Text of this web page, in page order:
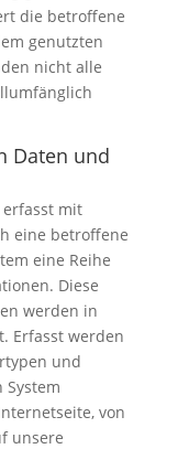
die betroffene
genutzten
nicht alle
Daten und
erfasst mit
eine betroffene
eine Reihe
Diese
werden in
Erfasst werden
und
System
von
unsere